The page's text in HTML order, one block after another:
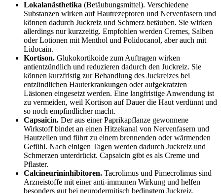
Lokalanästhetika (Betäubungsmittel). Verschiedene
Substanzen wirken auf Hautrezeptoren und Nervenfasern und
können dadurch Juckreiz und Schmerz betäuben. Sie wirken
allerdings nur kurzzeitig. Empfohlen werden Cremes, Salben
oder Lotionen mit Menthol und Polidocanol, aber auch mit
Lidocain.
Kortison. Glukokortikoide zum Auftragen wirken
antientzündlich und reduzieren dadurch den Juckreiz. Sie
können kurzfristig zur Behandlung des Juckreizes bei
entzündlichen Hauterkrankungen oder aufgekratzten
Läsionen eingesetzt werden. Eine langfristige Anwendung ist
zu vermeiden, weil Kortison auf Dauer die Haut verdünnt und
so noch empfindlicher macht.
Capsaicin. Der aus einer Paprikapflanze gewonnene
Wirkstoff bindet an einen Hitzekanal von Nervenfasern und
Hautzellen und führt zu einem brennenden oder wärmenden
Gefühl. Nach einigen Tagen werden dadurch Juckreiz und
Schmerzen unterdrückt. Capsaicin gibt es als Creme und
Pflaster.
Calcineurininhibitoren. Tacrolimus und Pimecrolimus sind
Arzneistoffe mit einer anti-immunen Wirkung und helfen
besonders gut bei neurodermitisch bedingtem Juckreiz.